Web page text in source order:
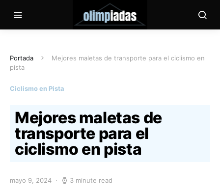
Portada
Mejores maletas de transporte para el ciclismo en
pista
Ciclismo en Pista
Mejores maletas de
transporte para el
ciclismo en pista
mayo 9, 2024 3 minute read